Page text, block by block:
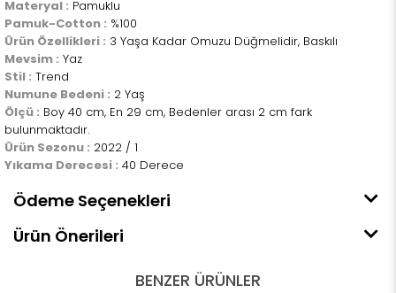
Materyal : Pamuklu
Pamuk-Cotton : %100
Ürün Özellikleri : 3 Yaşa Kadar Omuzu Düğmelidir, Baskılı
Mevsim : Yaz
Stil : Trend
Numune Bedeni : 2 Yaş
Ölçü : Boy 40 cm, En 29 cm, Bedenler arası 2 cm fark
bulunmaktadır.
Ürün Sezonu : 2022 / 1
Yıkama Derecesi : 40 Derece
Ödeme Seçenekleri
Ürün Önerileri
BENZER ÜRÜNLER